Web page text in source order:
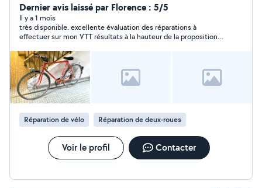
vous faire des plans de frabrication (portails/ pièces
mécaniques / 3d et 2d...)
Dernier avis laissé par Florence : 5/5
Il y a 1 mois
très disponible. excellente évaluation des réparations à
effectuer sur mon VTT résultats à la hauteur de la proposition.
Réparation de vélo Réparation de deux-roues
Voir le profil Contacter